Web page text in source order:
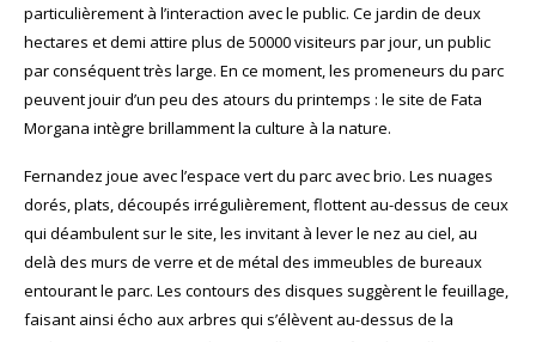
particulièrement à l’interaction avec le public. Ce jardin de deux
hectares et demi attire plus de 50000 visiteurs par jour, un public
par conséquent très large. En ce moment, les promeneurs du parc
peuvent jouir d’un peu des atours du printemps : le site de Fata
Morgana intègre brillamment la culture à la nature.
Fernandez joue avec l’espace vert du parc avec brio. Les nuages
dorés, plats, découpés irrégulièrement, flottent au-dessus de ceux
qui déambulent sur le site, les invitant à lever le nez au ciel, au
delà des murs de verre et de métal des immeubles de bureaux
entourant le parc. Les contours des disques suggèrent le feuillage,
faisant ainsi écho aux arbres qui s’élèvent au-dessus de la